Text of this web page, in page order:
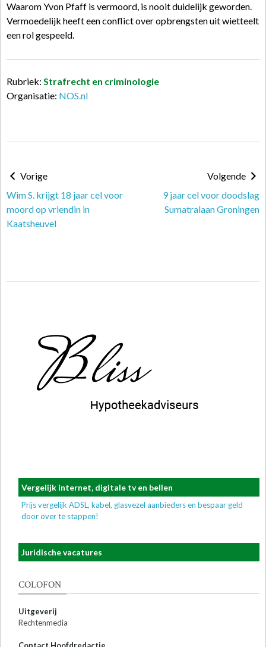
Waarom Yvon Pfaff is vermoord, is nooit duidelijk geworden.
Vermoedelijk heeft een conflict over opbrengsten uit wietteelt
een rol gespeeld.
Rubriek: Strafrecht en criminologie
Organisatie: NOS.nl
Vorige
Wim S. krijgt 18 jaar cel voor
moord op vriendin in
Kaatsheuvel
Volgende
9 jaar cel voor doodslag
Sumatralaan Groningen
Vergelijk internet, digitale tv en bellen
Prijs vergelijk ADSL, kabel, glasvezel aanbieders en bespaar geld
door over te stappen!
Juridische vacatures
COLOFON
Uitgeverij
Rechtenmedia